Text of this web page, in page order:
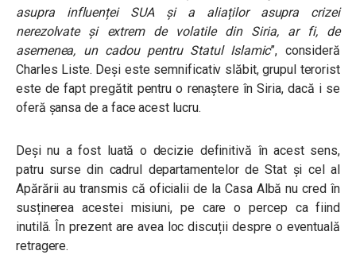
asupra influenței SUA și a aliaților asupra crizei
nerezolvate și extrem de volatile din Siria, ar fi, de
asemenea, un cadou pentru Statul Islamic”, consideră
Charles Liste. Deși este semnificativ slăbit, grupul terorist
este de fapt pregătit pentru o renaștere în Siria, dacă i se
oferă șansa de a face acest lucru.
Deși nu a fost luată o decizie definitivă în acest sens,
patru surse din cadrul departamentelor de Stat și cel al
Apărării au transmis că oficialii de la Casa Albă nu cred în
susținerea acestei misiuni, pe care o percep ca fiind
inutilă. În prezent are avea loc discuții despre o eventuală
retragere.